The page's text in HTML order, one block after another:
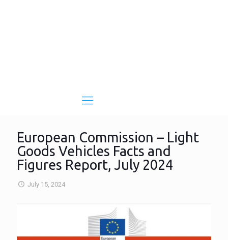
European Commission – Light
Goods Vehicles Facts and
Figures Report, July 2024
July 15, 2024